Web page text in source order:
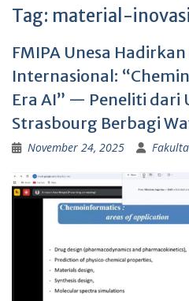
Tag: material-inovasi
FMIPA Unesa
Internasional:
Era AI” — Peneliti dari
Strasbourg Berbagi
November 24, 2025